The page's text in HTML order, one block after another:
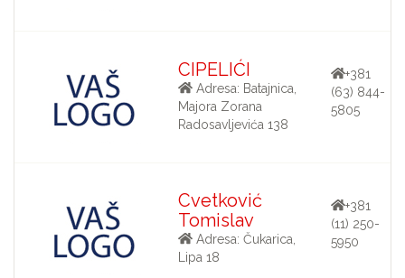
CIPELIĆI
Adresa: Batajnica,
Majora Zorana
Radosavljevića 138
+381
(63) 844-
5805
Cvetković
Tomislav
Adresa: Čukarica,
Lipa 18
+381
(11) 250-
5950